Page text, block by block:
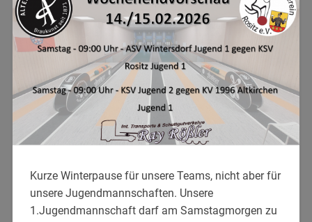
Kurze Winterpause für unsere Teams, nicht aber für
unsere Jugendmannschaften. Unsere
1.Jugendmannschaft darf am Samstagmorgen zu